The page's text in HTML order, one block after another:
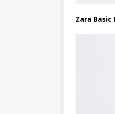
Zara Basic